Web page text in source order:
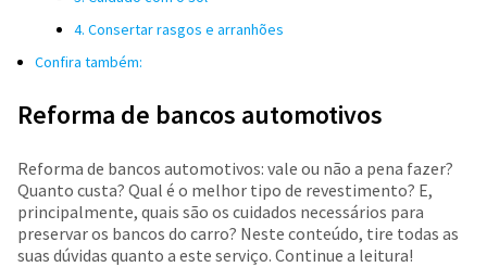
4. Consertar rasgos e arranhões
Confira também:
Reforma de bancos automotivos
Reforma de bancos automotivos: vale ou não a pena fazer?
Quanto custa? Qual é o melhor tipo de revestimento? E,
principalmente, quais são os cuidados necessários para
preservar os bancos do carro? Neste conteúdo, tire todas as
suas dúvidas quanto a este serviço. Continue a leitura!